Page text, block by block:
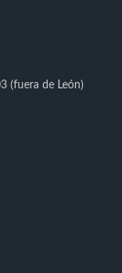
(fuera de León)